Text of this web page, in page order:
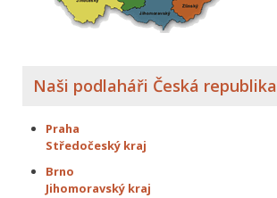
Naši podlaháři Česká republika
Praha
Středočeský kraj
Brno
Jihomoravský kraj